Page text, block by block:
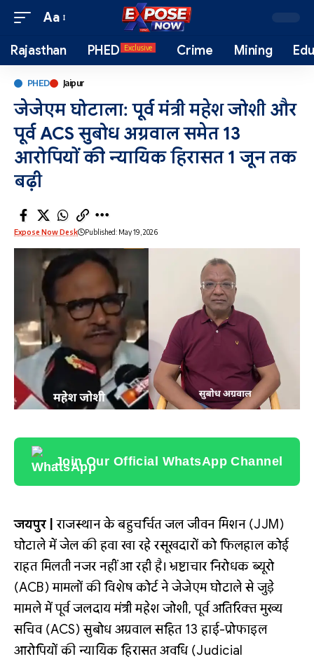
Aa
Rajasthan PHED Exclusive Crime Mining
PHED Jaipur
जेजेएम घोटाला: पूर्व मंत्री महेश जोशी और
पूर्व ACS सुबोध अग्रवाल समेत 13
आरोपियों की न्यायिक हिरासत 1 जून तक
बढ़ी
Expose Now Desk Published: May 19, 2026
Join Our Official WhatsApp Channel
जयपुर |राजस्थान के बहुचर्चित जल जीवन मिशन (JJM)
घोटाले में जेल की हवा खा रहे रसूखदारों को फिलहाल कोई
राहत मिलती नजर नहीं आ रही है। भ्रष्टाचार निरोधक ब्यूरो
(ACB) मामलों की विशेष कोर्ट ने जेजेएम घोटाले से जुड़े
मामले में पूर्व जलदाय मंत्री महेश जोशी, पूर्व अतिरिक्त मुख्य
सचिव (ACS) सुबोध अग्रवाल सहित 13 हाई-प्रोफाइल
आरोपियों की न्यायिक हिरासत अवधि (Judicial